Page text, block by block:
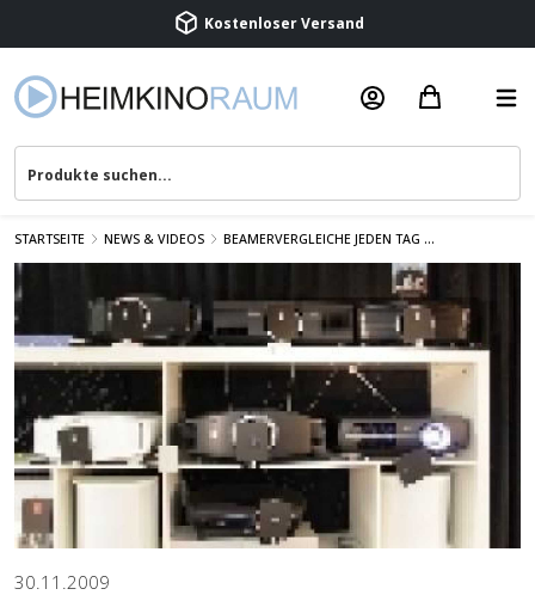
Beratung & Service
STARTSEITE NEWS & VIDEOS BEAMERVERGLEICHE JEDEN TAG ...
30.11.2009